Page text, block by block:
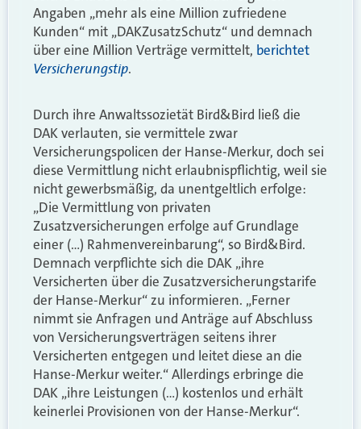
Angaben „mehr als eine Million zufriedene
Kunden“ mit „DAKZusatzSchutz“ und demnach
über eine Million Verträge vermittelt, berichtet
Versicherungstip.
Durch ihre Anwaltssozietät Bird&Bird ließ die
DAK verlauten, sie vermittele zwar
Versicherungspolicen der Hanse-Merkur, doch sei
diese Vermittlung nicht erlaubnispflichtig, weil sie
nicht gewerbsmäßig, da unentgeltlich erfolge:
„Die Vermittlung von privaten
Zusatzversicherungen erfolge auf Grundlage
einer (…) Rahmenvereinbarung“, so Bird&Bird.
Demnach verpflichte sich die DAK „ihre
Versicherten über die Zusatzversicherungstarife
der Hanse-Merkur“ zu informieren. „Ferner
nimmt sie Anfragen und Anträge auf Abschluss
von Versicherungsverträgen seitens ihrer
Versicherten entgegen und leitet diese an die
Hanse-Merkur weiter.“ Allerdings erbringe die
DAK „ihre Leistungen (…) kostenlos und erhält
keinerlei Provisionen von der Hanse-Merkur“.